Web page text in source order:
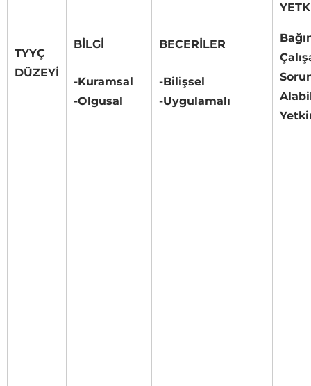
TYYÇ
DÜZEYİ
BİLGİ
-Kuramsal
-Olgusal
BECERİLER
-Bilişsel
-Uygulamalı